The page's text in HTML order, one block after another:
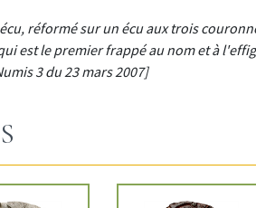
réformé sur un écu aux trois
est le premier frappé au nom et à
3 du 23 mars 2007]